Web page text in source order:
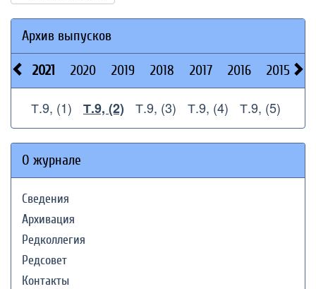
Архив выпусков
2021 2020 2019 2018 2017 2016 2015
Т.9, (1) Т.9, (2) Т.9, (3) Т.9, (4) Т.9, (5)
О журнале
Сведения
Архивация
Редколлегия
Редсовет
Контакты